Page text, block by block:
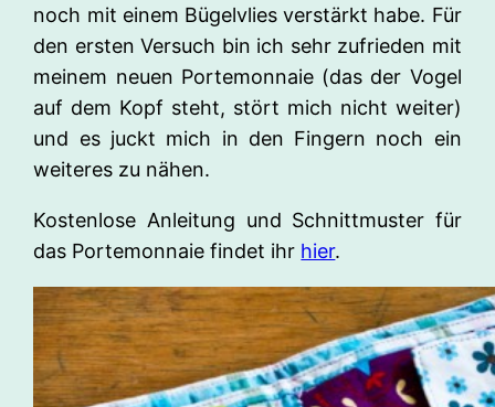
noch mit einem Bügelvlies verstärkt habe. Für
den ersten Versuch bin ich sehr zufrieden mit
meinem neuen Portemonnaie (das der Vogel
auf dem Kopf steht, stört mich nicht weiter)
und es juckt mich in den Fingern noch ein
weiteres zu nähen.
Kostenlose Anleitung und Schnittmuster für
das Portemonnaie findet ihr hier.